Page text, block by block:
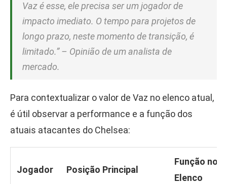
Vaz é esse, ele precisa ser um jogador de
impacto imediato. O tempo para projetos de
longo prazo, neste momento de transição, é
limitado.” – Opinião de um analista de
mercado.
Para contextualizar o valor de Vaz no elenco atual,
é útil observar a performance e a função dos
atuais atacantes do Chelsea:
Jogador Posição Principal
Função no
Elenco